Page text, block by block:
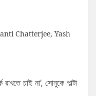
Chatterjee, Yash
চাই না’, সোনুকে পাল্টা